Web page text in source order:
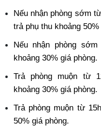
Nếu nhận phòng sớm
trả phụ thu khoảng
Nếu nhận phòng
khoảng 30% giá phòng.
Trả phòng muộn từ
khoảng 30% giá phòng.
Trả phòng muộn từ
50% giá phòng.